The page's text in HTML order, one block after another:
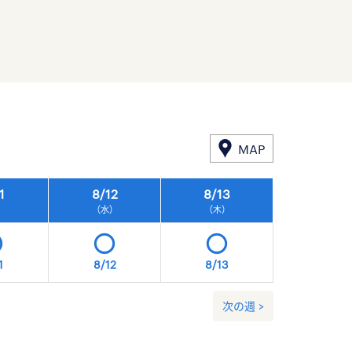
MAP
8/12
（水）
8/13
（木）
8/12 8/13
次の週 >